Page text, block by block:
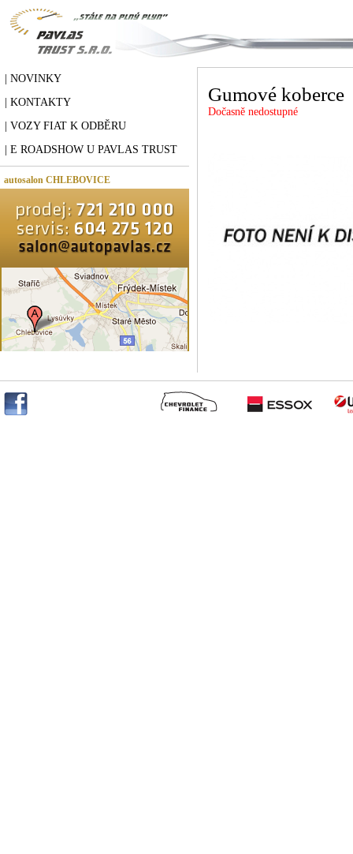
| NOVINKY
| KONTAKTY
| VOZY FIAT K ODBĚRU
| E ROADSHOW U PAVLAS TRUST
autosalon CHLEBOVICE
Gumové koberce
Dočasně nedostupné